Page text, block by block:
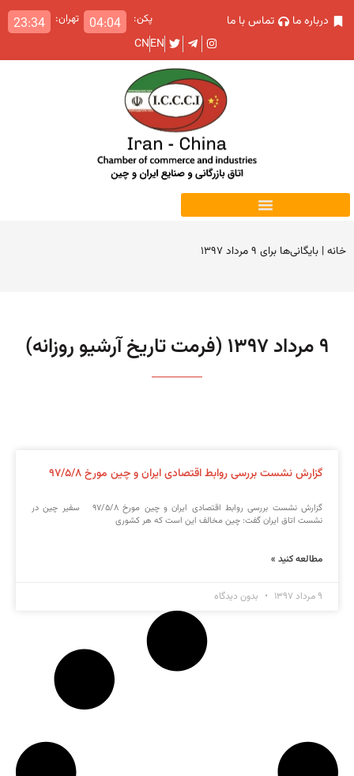
درباره ما تماس با ما پکن: 04:04 تهران: 23:34
EN
CN
خانه| بایگانی‌ها برای ۹ مرداد ۱۳۹۷
۹ مرداد ۱۳۹۷ (فرمت تاریخ آرشیو روزانه)
گزارش نشست بررسی روابط اقتصادی ایران و چین مورخ ۹۷/۵/۸
گزارش نشست بررسی روابط اقتصادی ایران و چین مورخ ۹۷/۵/۸ سفیر چین در
نشست اتاق ایران گفت: چین مخالف این است که هر کشوری
مطالعه کنید »
۹ مرداد ۱۳۹۷ بدون دیدگاه